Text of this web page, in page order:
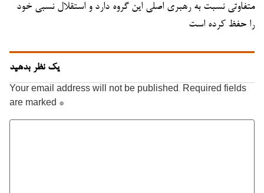
متفاوتی نسبت به رهبری اصلی این گروه دارد و استقلال نسبی خود
را حفظ کرده است
یک نظر بدهید
Your email address will not be published. Required fields
are marked *